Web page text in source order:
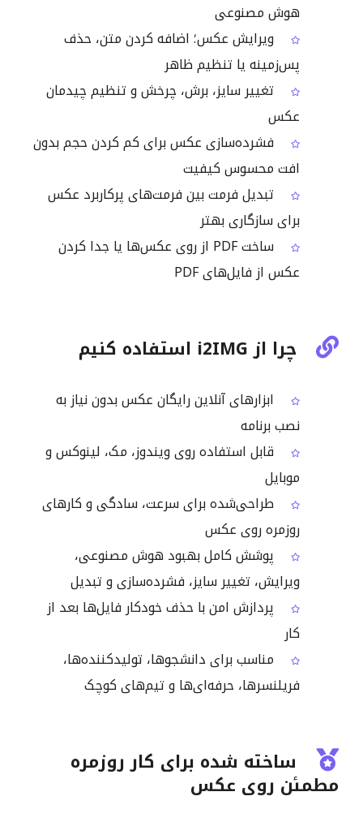
هوش مصنوعی
ویرایش عکس؛ اضافه کردن متن، حذف
پس‌زمینه یا تنظیم ظاهر
تغییر سایز، برش، چرخش و تنظیم چیدمان
عکس
فشرده‌سازی عکس برای کم کردن حجم بدون
افت محسوس کیفیت
تبدیل فرمت بین فرمت‌های پرکاربرد عکس
برای سازگاری بهتر
ساخت PDF از روی عکس‌ها یا جدا کردن
عکس از فایل‌های PDF
چرا از i2IMG استفاده کنیم
ابزارهای آنلاین رایگان عکس بدون نیاز به
نصب برنامه
قابل استفاده روی ویندوز، مک، لینوکس و
موبایل
طراحی‌شده برای سرعت، سادگی و کارهای
روزمره روی عکس
پوشش کامل بهبود هوش مصنوعی،
ویرایش، تغییر سایز، فشرده‌سازی و تبدیل
پردازش امن با حذف خودکار فایل‌ها بعد از
کار
مناسب برای دانشجوها، تولیدکننده‌ها،
فریلنسرها، حرفه‌ای‌ها و تیم‌های کوچک
ساخته شده برای کار روزمره
مطمئن روی عکس